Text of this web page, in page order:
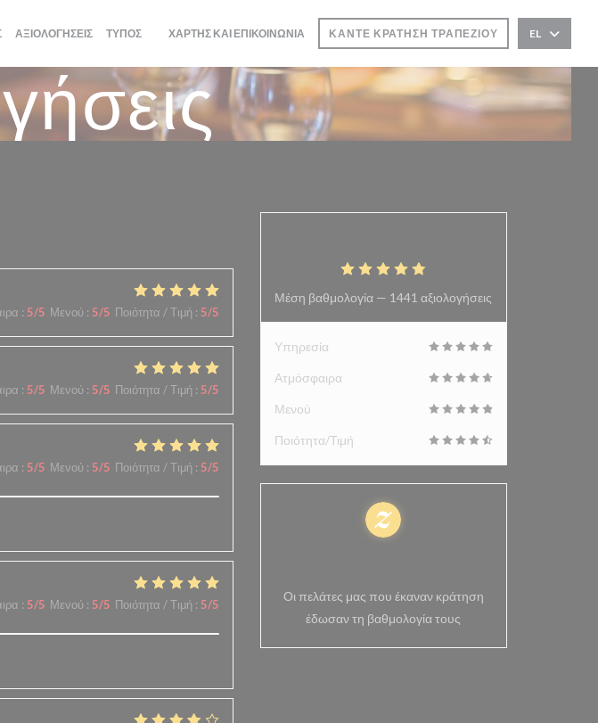
ΑΞΙΟΛΟΓΉΣΕΙΣ ΤΎΠΟΣ
((ΑΝΟΊΓΕΙ ΣΕ ΝΈΟ ΠΑΡΆΘΥΡΟ))
ΧΆΡΤΗΣ ΚΑΙ ΕΠΙΚΟΙΝΩΝΊΑ ΚΆΝΤΕ ΚΡΆΤΗΣΗ ΤΡΑΠΕΖΙΟΎ EL
: 5/5 Μενού : 5/5 Ποιότητα / Τιμή : 5/5
: 5/5 Μενού : 5/5 Ποιότητα / Τιμή : 5/5
: 5/5 Μενού : 5/5 Ποιότητα / Τιμή : 5/5
: 5/5 Μενού : 5/5 Ποιότητα / Τιμή : 5/5
Μέση βαθμολογία — 1441 αξιολογήσεις
Υπηρεσία
Ατμόσφαιρα
Μενού
Ποιότητα/Τιμή
Οι πελάτες μας που έκαναν κράτηση
έδωσαν τη βαθμολογία τους